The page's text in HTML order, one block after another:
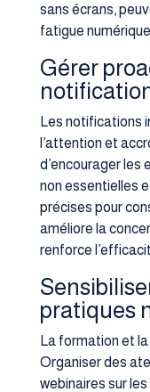
sans écrans,
fatigue
Gérer
Les notifications
l’attention et
d’encourager les
non essentielles
précises pour
améliore la
renforce
pratiques
La formation et
Organiser des
webinaires sur